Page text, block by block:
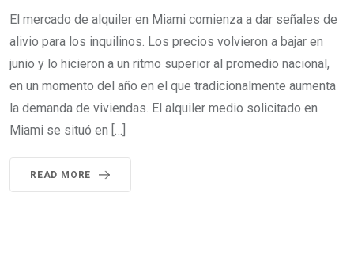
El mercado de alquiler en Miami comienza a dar señales de
alivio para los inquilinos. Los precios volvieron a bajar en
junio y lo hicieron a un ritmo superior al promedio nacional,
en un momento del año en el que tradicionalmente aumenta
la demanda de viviendas. El alquiler medio solicitado en
Miami se situó en […]
READ MORE